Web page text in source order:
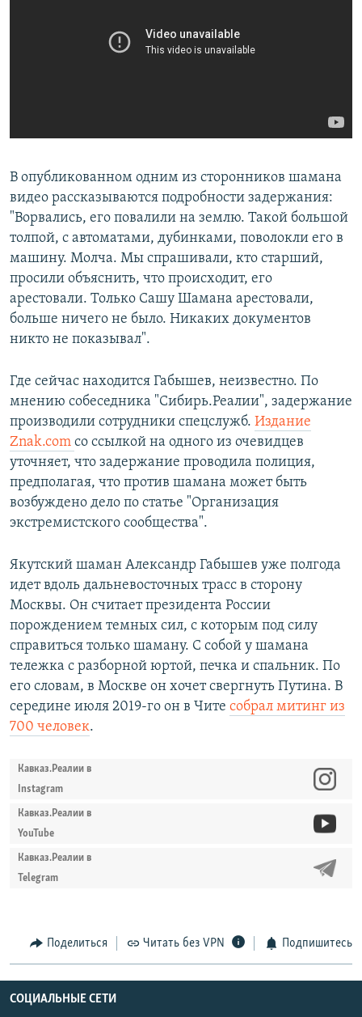
В опубликованном одним из сторонников шамана
видео рассказываются подробности задержания:
"Ворвались, его повалили на землю. Такой большой
толпой, с автоматами, дубинками, поволокли его в
машину. Молча. Мы спрашивали, кто старший,
просили объяснить, что происходит, его
арестовали. Только Сашу Шамана арестовали,
больше ничего не было. Никаких документов
никто не показывал".
Где сейчас находится Габышев, неизвестно. По
мнению собеседника "Сибирь.Реалии", задержание
производили сотрудники спецслужб. Издание
Znak.com со ссылкой на одного из очевидцев
уточняет, что задержание проводила полиция,
предполагая, что против шамана может быть
возбуждено дело по статье "Организация
экстремистского сообщества".
Якутский шаман Александр Габышев уже полгода
идет вдоль дальневосточных трасс в сторону
Москвы. Он считает президента России
порождением темных сил, с которым под силу
справиться только шаману. С собой у шамана
тележка с разборной юртой, печка и спальник. По
его словам, в Москве он хочет свергнуть Путина. В
середине июля 2019-го он в Чите собрал митинг из
700 человек.
Кавказ.Реалии в
Instagram
Кавказ.Реалии в
YouTube
Кавказ.Реалии в
Telegram
Поделиться Читать без VPN Подпишитесь
СОЦИАЛЬНЫЕ СЕТИ